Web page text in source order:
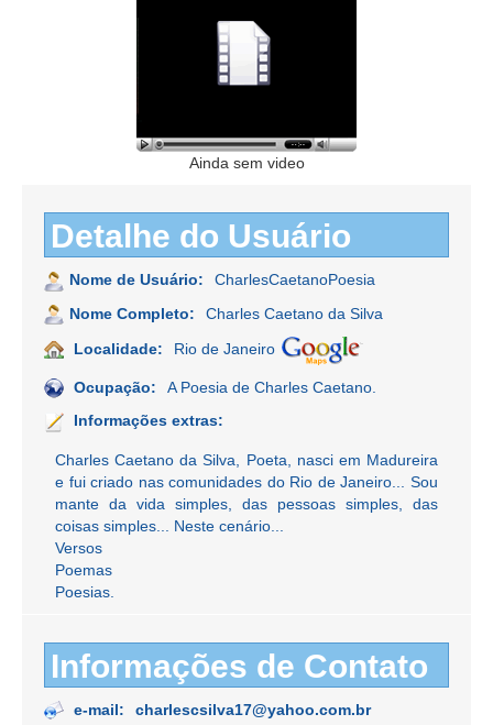
Ainda sem video
Detalhe do Usuário
Nome de Usuário:
CharlesCaetanoPoesia
Nome Completo:
Charles Caetano da Silva
Localidade: Rio de Janeiro
Ocupação:
A Poesia de Charles Caetano.
Informações extras:
Charles Caetano da Silva, Poeta, nasci em Madureira
e fui criado nas comunidades do Rio de Janeiro... Sou
mante da vida simples, das pessoas simples, das
coisas simples... Neste cenário...
Versos
Poemas
Poesias.
Informações de Contato
e-mail: charlescsilva17@yahoo.com.br